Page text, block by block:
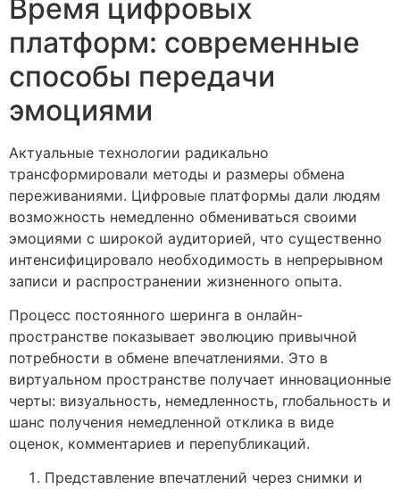
Время цифровых
платформ: современные
способы передачи
эмоциями
Актуальные технологии радикально
трансформировали методы и размеры обмена
переживаниями. Цифровые платформы дали людям
возможность немедленно обмениваться своими
эмоциями с широкой аудиторией, что существенно
интенсифицировало необходимость в непрерывном
записи и распространении жизненного опыта.
Процесс постоянного шеринга в онлайн-
пространстве показывает эволюцию привычной
потребности в обмене впечатлениями. Это в
виртуальном пространстве получает инновационные
черты: визуальность, немедленность, глобальность и
шанс получения немедленной отклика в виде
оценок, комментариев и перепубликаций.
Представление впечатлений через снимки и